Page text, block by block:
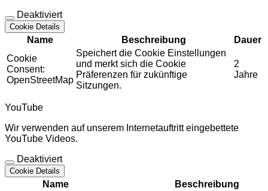
Deaktiviert
Cookie Details
Name Beschreibung
Dauer
Cookie
Consent:
OpenStreetMap
Speichert die Cookie Einstellungen
und merkt sich die Cookie
Präferenzen für zukünftige
Sitzungen.
2
Jahre
YouTube
Wir verwenden auf unserem Internetauftritt eingebettete
YouTube Videos.
Deaktiviert
Cookie Details
Name
Beschreibung